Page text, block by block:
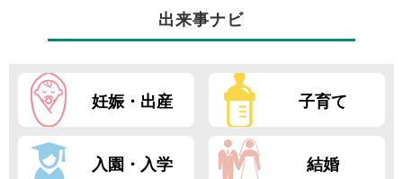
出来事ナビ
妊娠・出産 子育て
入園・入学 結婚